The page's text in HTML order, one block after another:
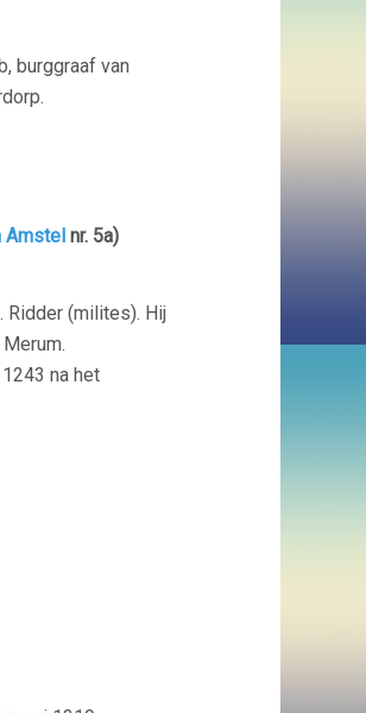
burggraaf van
Amstel nr. 5a)
Ridder (milites). Hij
na het